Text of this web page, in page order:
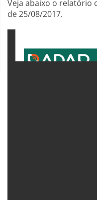
Veja abaixo o relatório
de 25/08/2017.